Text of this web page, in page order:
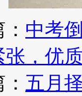
中考
张，优
五月